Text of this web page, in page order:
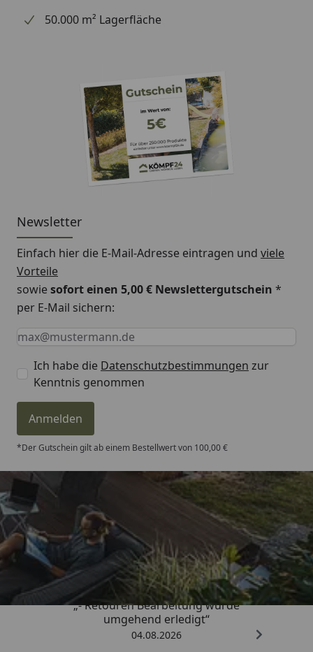
50.000 m² Lagerfläche
Newsletter
Einfach hier die E-Mail-Adresse eintragen und viele
Vorteile
sowiesofort einen 5,00 € Newslettergutschein *
per E-Mail sichern:
Keine Eingabe erforderlich
Eingabe erforderlich
E-Mail *
Ich habe die Datenschutzbestimmungen zur
Kenntnis genommen
Anmelden
*Der Gutschein gilt ab einem Bestellwert von 100,00 €
Trusted Shops
4,81/ 5
„- Retouren Bearbeitung wurde
umgehend erledigt“
04.08.2026